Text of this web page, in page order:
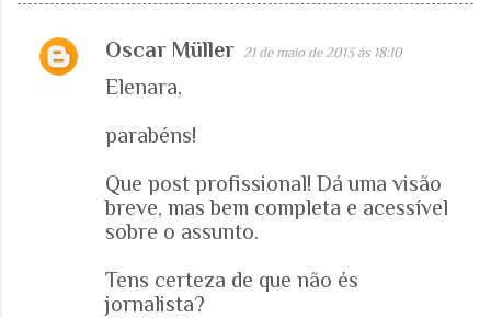
C
Oscar Müller 21 de maio de 2013 às 18:10
Elenara,
parabéns!
Que post profissional! Dá uma visão
breve, mas bem completa e acessível
sobre o assunto.
Tens certeza de que não és
jornalista?